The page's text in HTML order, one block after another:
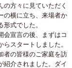
の方々に見ていただく
の横に立ち、来場者か
式でした。
宣言の後、まずはコ
スタートしました。
者の皆様のご家庭を訪
紹介されました。ダイ